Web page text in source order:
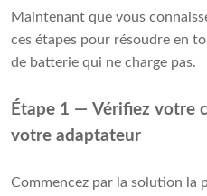
Maintenant que vous
ces étapes pour résoudre en
de batterie qui ne charge pas.
Étape 1 — Vérifiez votre
votre adaptateur
Commencez par la solution la